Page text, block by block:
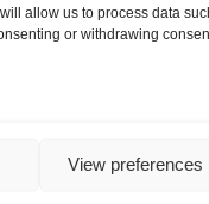
allow us to process data
or withdrawing
View preferences